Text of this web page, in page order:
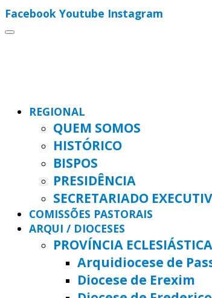
Facebook Youtube Instagram
REGIONAL
QUEM SOMOS
HISTÓRICO
BISPOS
PRESIDÊNCIA
SECRETARIADO
COMISSÕES PASTORAIS
ARQUI / DIOCESES
PROVÍNCIA
Arquidiocese de
Diocese de Erexim